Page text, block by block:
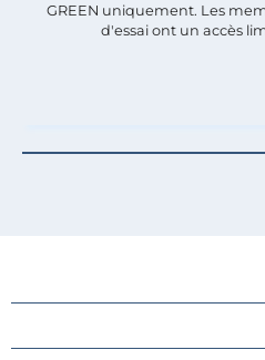
GREEN uniquement. Les
d'essai ont un accès